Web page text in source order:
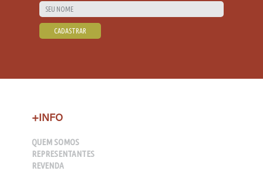
+INFO
QUEM SOMOS
REPRESENTANTES
REVENDA